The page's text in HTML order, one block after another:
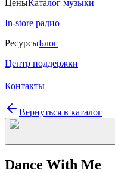
ЦеныКаталог музыки
In-store радио
РесурсыБлог
Центр поддержки
Контакты
Вернуться в каталог
Dance With Me